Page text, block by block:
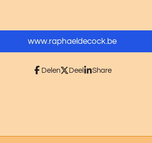
www.raphaeldecock.be
Delen Deel Share